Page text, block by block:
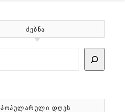
ᲫᲔᲑᲜᲐ
ᲞᲝᲞᲣᲚᲐᲠᲣᲚᲘ ᲓᲦᲔᲡ